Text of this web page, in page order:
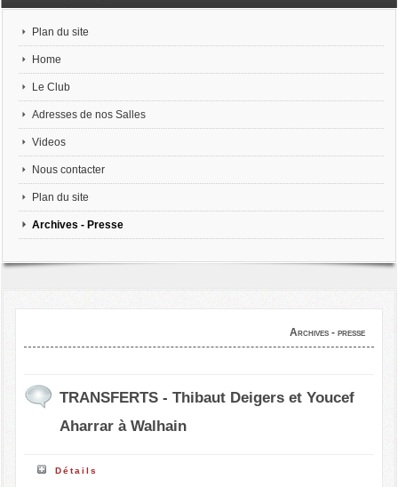
Plan du site
Home
Le Club
Adresses de nos Salles
Videos
Nous contacter
Plan du site
Archives - Presse
Archives - presse
TRANSFERTS - Thibaut Deigers et Youcef
Aharrar à Walhain
Détails